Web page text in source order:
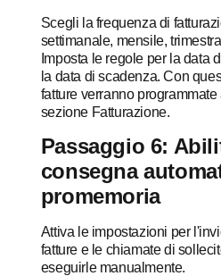
Scegli la frequenza di
settimanale, mensile,
Imposta le regole per la data
la data di scadenza. Con
fatture verranno
sezione Fatturazione.
Passaggio 6:
consegna
promemoria
Attiva le impostazioni per
fatture e le chiamate di
eseguirle manualmente.